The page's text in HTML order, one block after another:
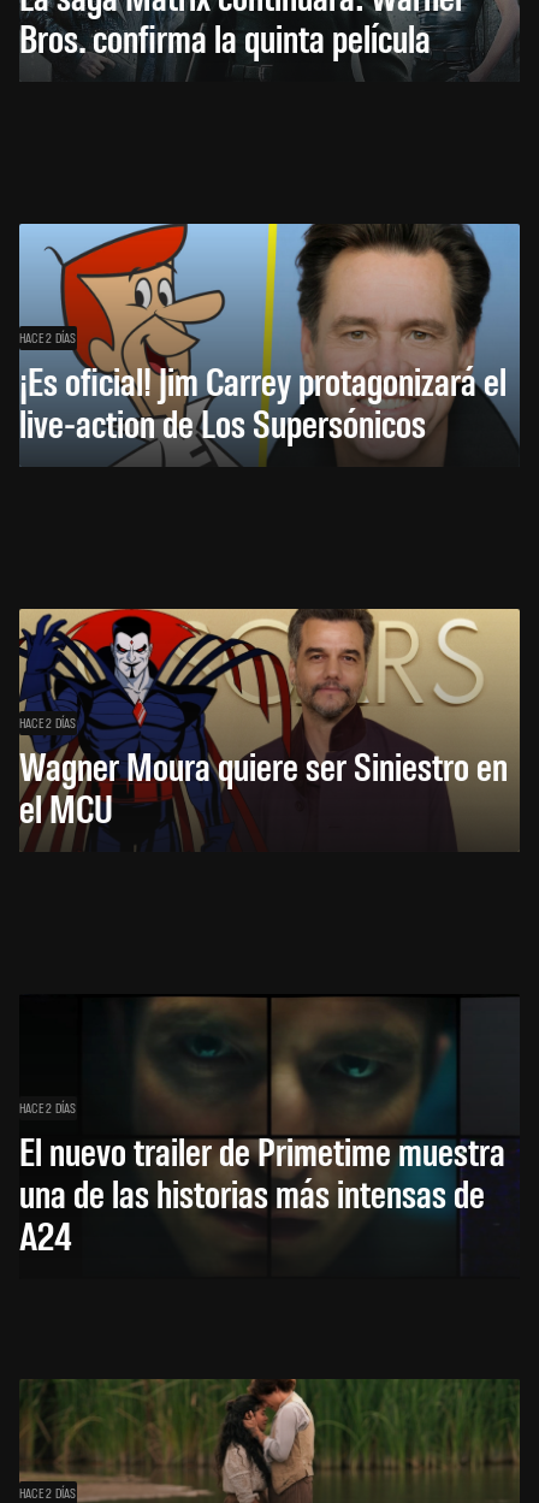
Bros. confirma la quinta película
HACE 2 DÍAS
¡Es oficial! Jim Carrey protagonizará el
live-action de Los Supersónicos
HACE 2 DÍAS
Wagner Moura quiere ser Siniestro en
el MCU
HACE 2 DÍAS
El nuevo trailer de Primetime muestra
una de las historias más intensas de
A24
HACE 2 DÍAS